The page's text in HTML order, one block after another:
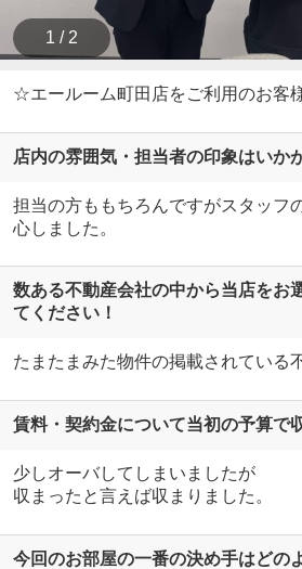
1 / 2
☆エールーム町田店をご利用のお客
店内の雰囲気・担当者の印象はいか
担当の方ももちろんですがスタッフ
心しました。
数ある不動産会社の中から当店をお
てください！
たまたまみた物件の掲載されている
賃料・契約金について当初の予算で
少しオーバしてしまいましたが
収まったと言えば収まりました。
今回のお部屋の一番の決め手はどの